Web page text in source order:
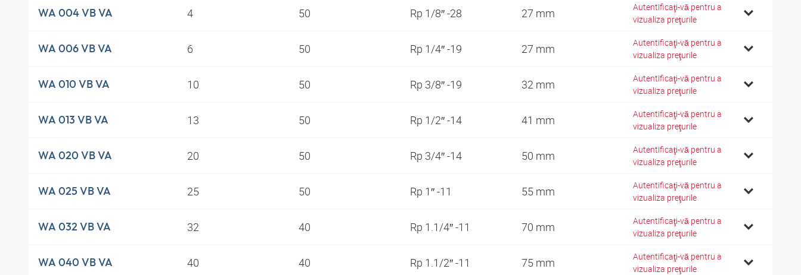
WA 004 VB VA 4 50 Rp 1/8″ -28 27 mm
Autentificaţi-vă pentru a
vizualiza preţurile
WA 006 VB VA 6 50 Rp 1/4″ -19 27 mm
Autentificaţi-vă pentru a
vizualiza preţurile
WA 010 VB VA 10 50 Rp 3/8″ -19 32 mm
Autentificaţi-vă pentru a
vizualiza preţurile
WA 013 VB VA 13 50 Rp 1/2″ -14 41 mm
Autentificaţi-vă pentru a
vizualiza preţurile
WA 020 VB VA 20 50 Rp 3/4″ -14 50 mm
Autentificaţi-vă pentru a
vizualiza preţurile
WA 025 VB VA 25 50 Rp 1″ -11 55 mm
Autentificaţi-vă pentru a
vizualiza preţurile
WA 032 VB VA 32 40 Rp 1.1/4″ -11 70 mm
Autentificaţi-vă pentru a
vizualiza preţurile
WA 040 VB VA 40 40 Rp 1.1/2″ -11 75 mm
Autentificaţi-vă pentru a
vizualiza preţurile